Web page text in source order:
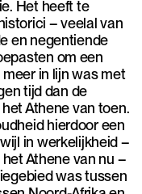
Het heeft te
– veelal van
en negentiende
om een
in lijn was met
tijd dan de
Athene van toen.
hierdoor een
in werkelijkheid –
Athene van nu –
was tussen